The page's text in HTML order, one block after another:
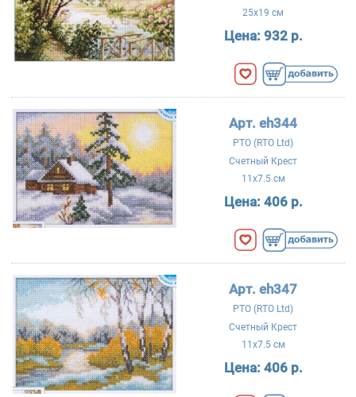
25x19 см
Цена: 932 р.
Арт. eh344
РТО (RTO Ltd)
Счетный Крест
11x7.5 см
Цена: 406 р.
Арт. eh347
РТО (RTO Ltd)
Счетный Крест
11x7.5 см
Цена: 406 р.